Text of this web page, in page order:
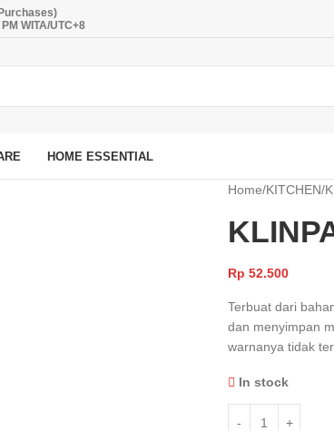
WITA/UTC+8
HOME ESSENTIAL
Home/KITCHEN/
Rp 52.500
Terbuat dari
dan menyimpan
warnanya tidak
In stock